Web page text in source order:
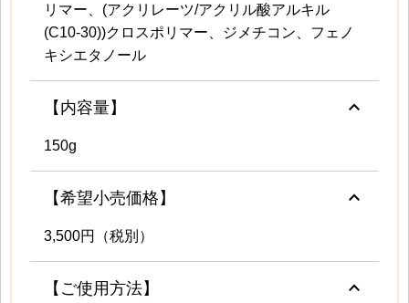
リマー、(アクリレーツ/アクリル酸アルキル
(C10-30))クロスポリマー、ジメチコン、フェノ
キシエタノール
【内容量】 keyboard_arrow_up
150g
【希望小売価格】 keyboard_arrow_up
3,500円（税別）
【ご使用方法】 keyboard_arrow_up